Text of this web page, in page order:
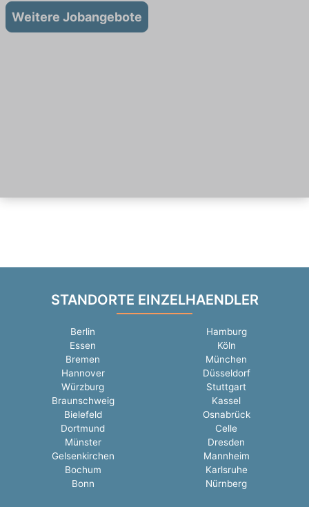
Weitere Jobangebote
STANDORTE EINZELHAENDLER
Berlin
Hamburg
Essen
Köln
Bremen
München
Hannover
Düsseldorf
Würzburg
Stuttgart
Braunschweig
Kassel
Bielefeld
Osnabrück
Dortmund
Celle
Münster
Dresden
Gelsenkirchen
Mannheim
Bochum
Karlsruhe
Bonn
Nürnberg